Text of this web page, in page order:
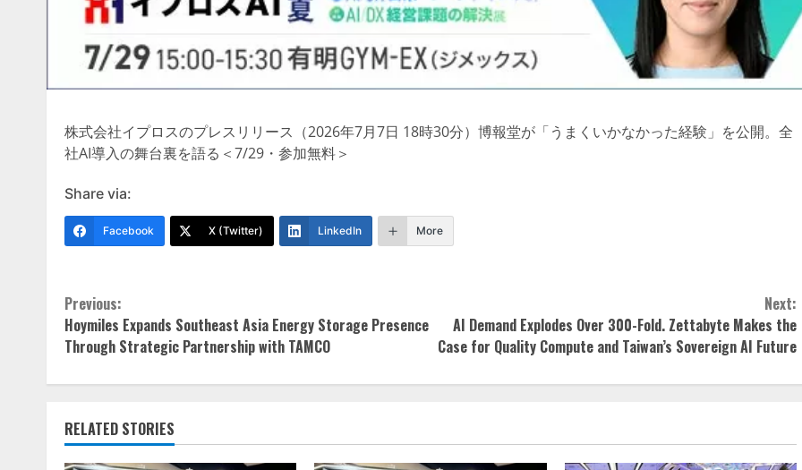
株式会社イプロスのプレスリリース（2026年7月7日 18時30分）博報堂が「うまくいかなかった経験」を公開。全
社AI導入の舞台裏を語る＜7/29・参加無料＞
Share via:
Facebook X (Twitter) LinkedIn More
Continue
Reading
Previous:
Hoymiles Expands Southeast Asia Energy Storage Presence
Through Strategic Partnership with TAMCO
Next:
AI Demand Explodes Over 300-Fold. Zettabyte Makes the
Case for Quality Compute and Taiwan’s Sovereign AI Future
RELATED STORIES